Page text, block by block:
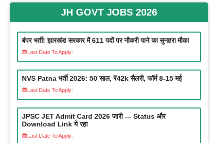
JH GOVT JOBS 2026
बंपर भर्ती! झारखंड सरकार में 611 पदों पर नौकरी पाने का सुनहरा मौका
Last Date To Apply:
NVS Patna भर्ती 2026: 50 साल, ₹42k सैलरी, फॉर्म 8-15 मई
Last Date To Apply:
JPSC JET Admit Card 2026 जारी — Status और
Download Link ये रहा
Last Date To Apply: